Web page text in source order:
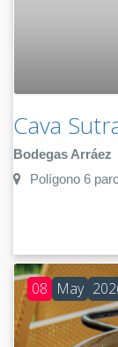
Cava
Bodegas Arráez
Polígono 6
08 May